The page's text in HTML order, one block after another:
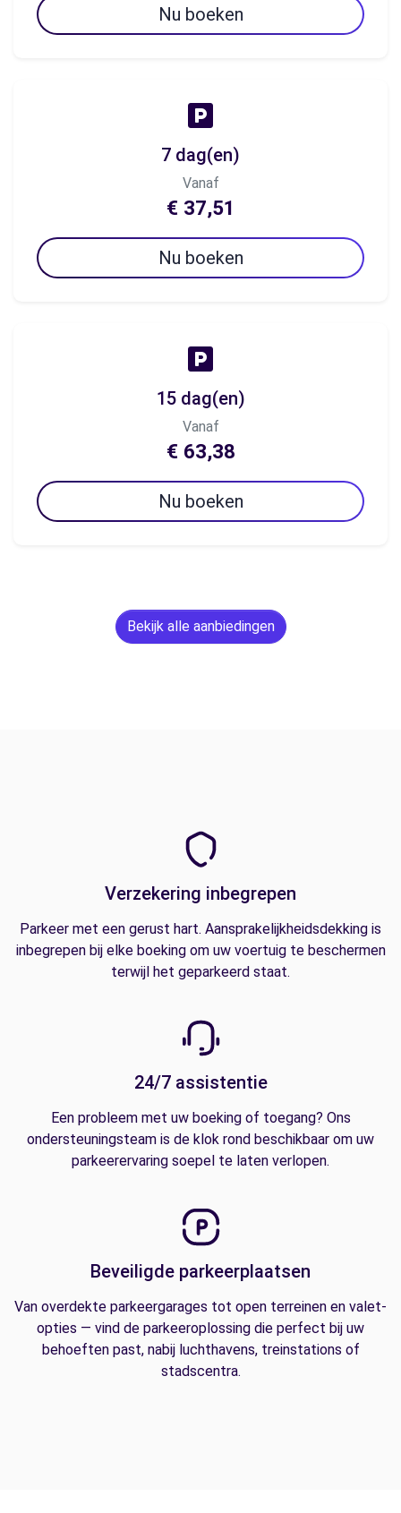
Nu boeken
7 dag(en)
Vanaf
€ 37,51
Nu boeken
15 dag(en)
Vanaf
€ 63,38
Nu boeken
Bekijk alle aanbiedingen
Verzekering inbegrepen
Parkeer met een gerust hart. Aansprakelijkheidsdekking is
inbegrepen bij elke boeking om uw voertuig te beschermen
terwijl het geparkeerd staat.
24/7 assistentie
Een probleem met uw boeking of toegang? Ons
ondersteuningsteam is de klok rond beschikbaar om uw
parkeerervaring soepel te laten verlopen.
Beveiligde parkeerplaatsen
Van overdekte parkeergarages tot open terreinen en valet-
opties — vind de parkeeroplossing die perfect bij uw
behoeften past, nabij luchthavens, treinstations of
stadscentra.